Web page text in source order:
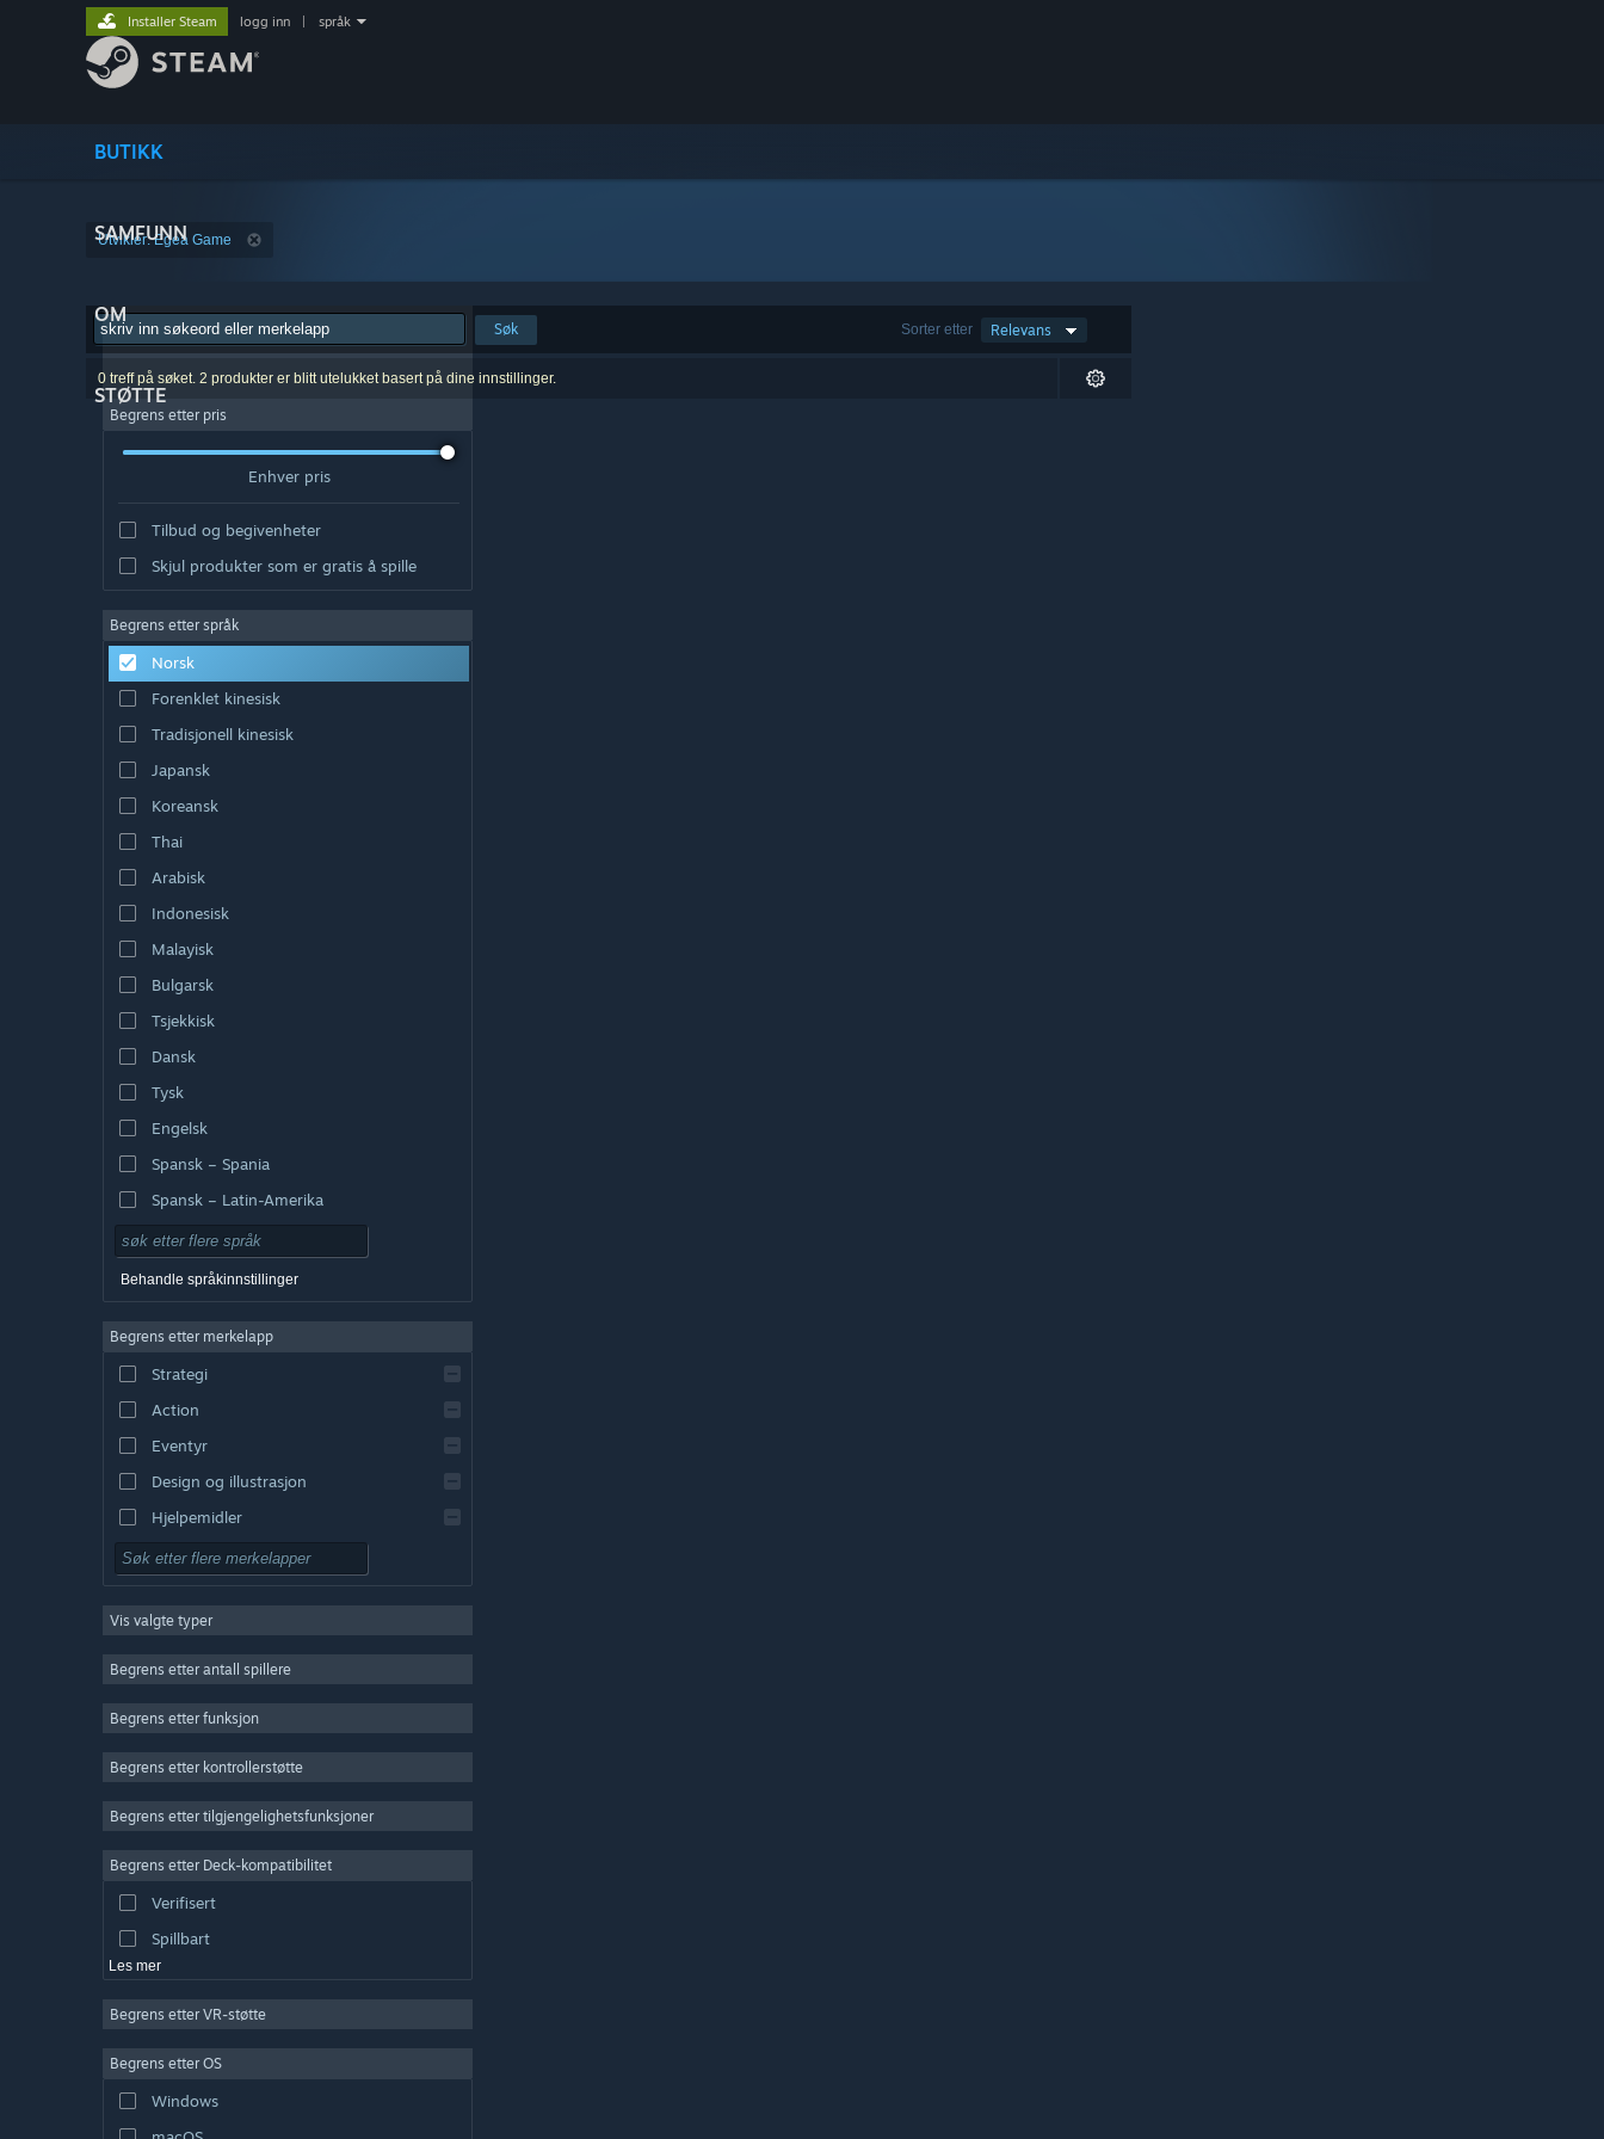
BUTIKK
SAMFUNN
OM
STØTTE
Installer Steam logg inn språk
Utvikler: Egea Game
Sorter etter Relevans
Søk
0 treff på søket. 2 produkter er blitt utelukket basert på dine innstillinger.
Begrens etter pris
Enhver pris
Tilbud og begivenheter
Skjul produkter som er gratis å spille
Begrens etter språk
Norsk
Forenklet kinesisk
Tradisjonell kinesisk
Japansk
Koreansk
Thai
Arabisk
Indonesisk
Malayisk
Bulgarsk
Tsjekkisk
Dansk
Tysk
Engelsk
Spansk – Spania
Spansk – Latin-Amerika
Behandle språkinnstillinger
Begrens etter merkelapp
Strategi
Action
Eventyr
Design og illustrasjon
Hjelpemidler
Gratis å spille
Massivt flerspiller
Indie
Simulering
Videoproduksjon
Fotoredigering
Vis valgte typer
Begrens etter antall spillere
Begrens etter funksjon
Begrens etter kontrollerstøtte
Begrens etter tilgjengelighetsfunksjoner
Begrens etter Deck-kompatibilitet
Verifisert
Spillbart
Les mer
Begrens etter VR-støtte
Begrens etter OS
Windows